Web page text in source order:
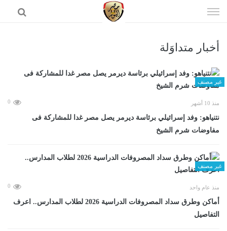
الى
أخبار متداوَلة
غير مصنف
منذ 10 أشهر 0
نتنياهو: وفد إسرائيلي برئاسة ديرمر يصل مصر غدا للمشاركة فى
مفاوضات شرم الشيخ
غير مصنف
منذ عام واحد 0
أماكن وطرق سداد المصروفات الدراسية 2026 لطلاب المدارس.. اعرف
التفاصيل